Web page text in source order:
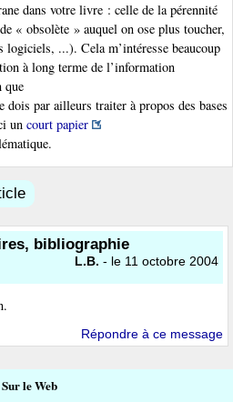
dans votre livre : celle de la pérennité
« obsolète » auquel on ose plus toucher,
logiciels, ...). Cela m’intéresse beaucoup
à long terme de l’information
que
dois par ailleurs traiter à propos des bases
un court papier
bibliographie
L.B. - le 11 octobre 2004
Répondre à ce message
Sur le Web